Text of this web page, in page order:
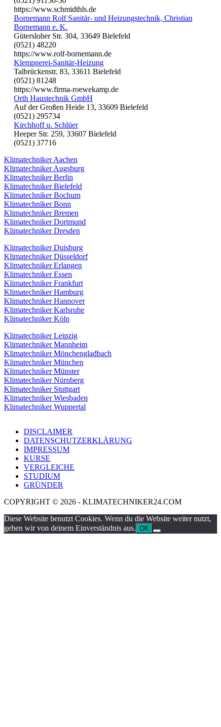
https://www.schmidthls.de
Bornemann Rolf Sanitär- und Heizungstechnik, Christian
Bornemann e. K.
Gütersloher Str. 304, 33649 Bielefeld
(0521) 48220
https://www.rolf-bornemann.de
Klempnerei-Sanitär-Heizung
Talbrückenstr. 83, 33611 Bielefeld
(0521) 81248
https://www.firma-roewekamp.de
Orth Haustechnik GmbH
Auf der Großen Heide 13, 33609 Bielefeld
(0521) 295734
Kirchhoff u. Schlüer
Heeper Str. 259, 33607 Bielefeld
(0521) 37716
Klimatechniker Aachen
Klimatechniker Augsburg
Klimatechniker Berlin
Klimatechniker Bielefeld
Klimatechniker Bochum
Klimatechniker Bonn
Klimatechniker Bremen
Klimatechniker Dortmund
Klimatechniker Dresden
Klimatechniker Duisburg
Klimatechniker Düsseldorf
Klimatechniker Erlangen
Klimatechniker Essen
Klimatechniker Frankfurt
Klimatechniker Hamburg
Klimatechniker Hannover
Klimatechniker Karlsruhe
Klimatechniker Köln
Klimatechniker Leipzig
Klimatechniker Mannheim
Klimatechniker Mönchengladbach
Klimatechniker München
Klimatechniker Münster
Klimatechniker Nürnberg
Klimatechniker Stuttgart
Klimatechniker Wiesbaden
Klimatechniker Wuppertal
DISCLAIMER
DATENSCHUTZERKLÄRUNG
IMPRESSUM
KURSE
VERGLEICHE
STUDIUM
GRÜNDER
COPYRIGHT © 2026 - KLIMATECHNIKER24.COM
Diese Website benutzt Cookies. Wenn du die Website weiter nutzt,
gehen wir von deinem Einverständnis aus. OK